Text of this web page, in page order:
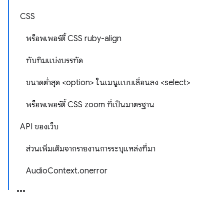
CSS
พร็อพเพอร์ตี้ CSS ruby-align
ทับทิมแบ่งบรรทัด
ขนาดต่ำสุด <option> ในเมนูแบบเลื่อนลง <select>
พร็อพเพอร์ตี้ CSS zoom ที่เป็นมาตรฐาน
API ของเว็บ
ส่วนเพิ่มเติมจากรายงานการระบุแหล่งที่มา
AudioContext.onerror